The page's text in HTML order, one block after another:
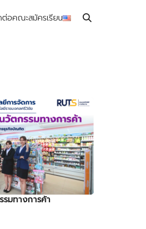
อคณะสมัครเรียน
รมทางการค้า